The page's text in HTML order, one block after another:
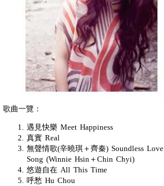
歌曲一覽：
遇見快樂 Meet Happiness
真實 Real
無聲情歌(辛曉琪＋齊秦) Soundless Love
Song (Winnie Hsin＋Chin Chyi)
悠遊自在 All This Time
呼愁 Hu Chou